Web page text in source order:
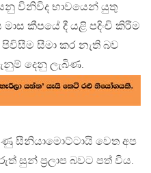
විනිවිද භාවයෙන් යුතු
කීපයේ දී යළි පදිංචි කිරීම
සීමා කර නැති බව
දෙනු ලැබිණ.
සීනියාමොට්ටායි වෙත අප
සුන් ප‍්‍රලාප බවට පත් විය.